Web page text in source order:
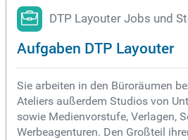
DTP Layouter Jobs und
Aufgaben DTP Layouter
Sie arbeiten in den Büroräumen
Ateliers außerdem Studios von
sowie Medienvorstufe, Verlagen,
Werbeagenturen. Den Großteil